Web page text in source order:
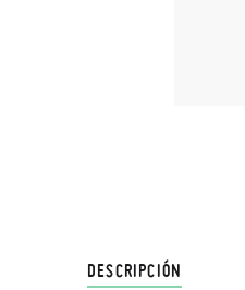
DESCRIPCIÓN